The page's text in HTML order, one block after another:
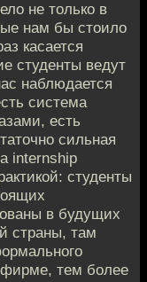
не только в
нам бы стоило
касается
студенты ведут
наблюдается
система
есть
сильная
internship
студенты
в будущих
страны, там
фирме, тем более